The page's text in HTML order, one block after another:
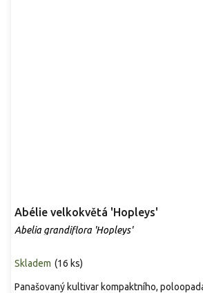
Abélie velkokvětá 'Hopleys'
Abelia grandiflora 'Hopleys'
Skladem (16 ks)
Panašovaný kultivar kompaktního,